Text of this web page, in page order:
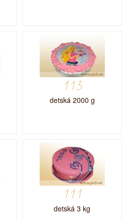
113
detská 2000 g
111
detská 3 kg